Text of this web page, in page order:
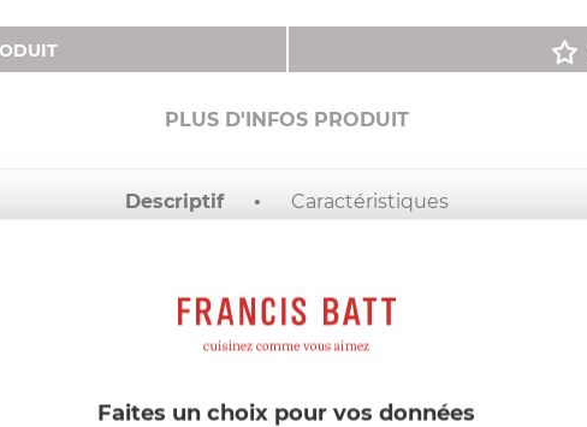
PLUS D'INFOS PRODUIT
Descriptif Caractéristiques
quart de fromage directement sur l'appareil! Idéal pour
par crémaillière.
Faites un choix pour vos données